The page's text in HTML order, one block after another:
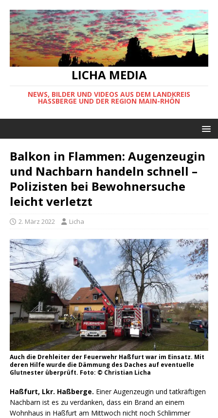
LICHA MEDIA
NEWS, BILDER UND VIDEOS AUS DEM LANDKREIS
HASSBERGE UND DER REGION MAIN-RHÖN
Balkon in Flammen: Augenzeugin
und Nachbarn handeln schnell –
Polizisten bei Bewohnersuche
leicht verletzt
2. März 2022 Licha
Auch die Drehleiter der Feuerwehr Haßfurt war im Einsatz. Mit
deren Hilfe wurde die Dämmung des Daches auf eventuelle
Glutnester überprüft. Foto: © Christian Licha
Haßfurt, Lkr. Haßberge. Einer Augenzeugin und tatkräftigen
Nachbarn ist es zu verdanken, dass ein Brand an einem
Wohnhaus in Haßfurt am Mittwoch nicht noch Schlimmer